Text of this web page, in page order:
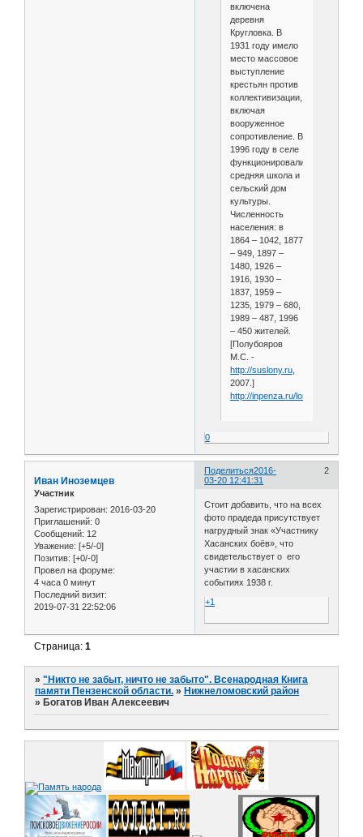
включена
деревня
Кругловка. В
1931 году имело
место массовое
выступление
крестьян против
коллективизации,
включая
вооруженное
сопротивление. В
1996 году в селе
функционировали
средняя школа и
сельский дом
культуры.
Численность
населения: в
1864 – 1042, 1877
– 949, 1897 –
1480, 1926 –
1916, 1930 –
1837, 1959 –
1235, 1979 – 680,
1989 – 487, 1996
– 450 жителей.
[Полубояров
М.С. -
http://suslony.ru,
2007.]
http://inpenza.ru/lomov/kera.php
0
Поделиться 2
2016-
03-20 12:41:31
Иван Иноземцев
Участник
Зарегистрирован: 2016-03-20
Приглашений: 0
Сообщений: 12
Уважение: [+5/-0]
Позитив: [+0/-0]
Провел на форуме:
4 часа 0 минут
Последний визит:
2019-07-31 22:52:06
Стоит добавить, что на всех
фото прадеда присутствует
нагрудный знак «Участнику
Хасанских боёв», что
свидетельствует о его
участии в хасанских
событиях 1938 г.
+1
Страница:1
»"Никто не забыт, ничто не забыто". Всенародная Книга
памяти Пензенской области. » Нижнеломовский район
» Богатов Иван Алексеевич